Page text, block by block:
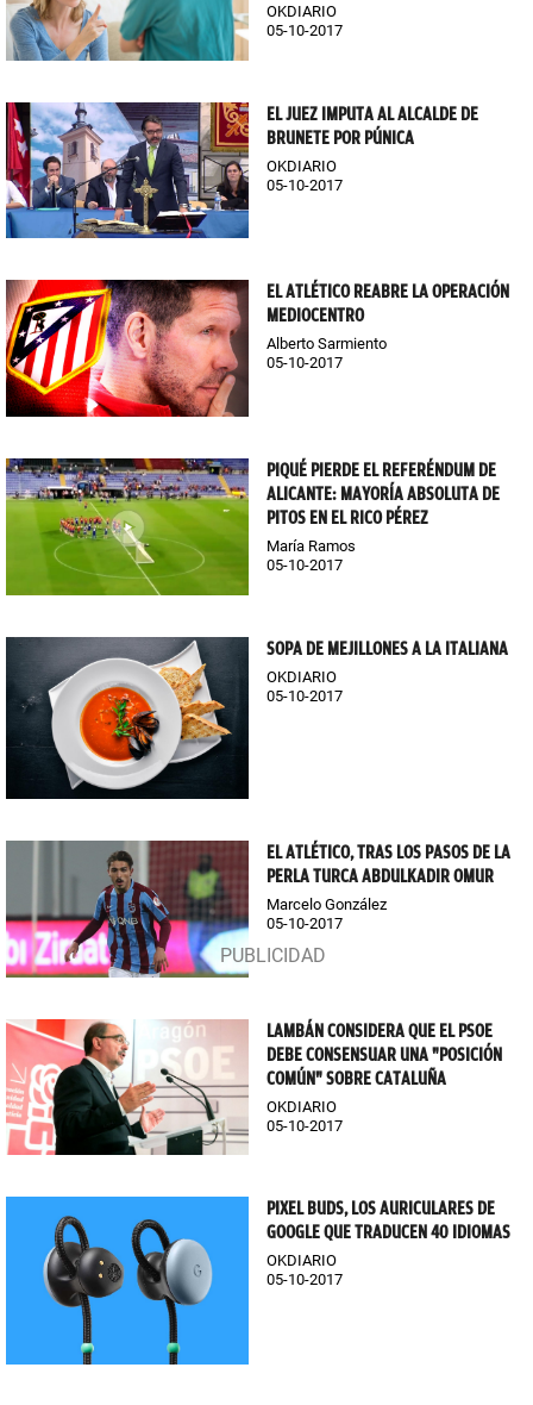
OKDIARIO
05-10-2017
EL JUEZ IMPUTA AL ALCALDE DE
BRUNETE POR PÚNICA
OKDIARIO
05-10-2017
EL ATLÉTICO REABRE LA OPERACIÓN
MEDIOCENTRO
Alberto Sarmiento
05-10-2017
PIQUÉ PIERDE EL REFERÉNDUM DE
ALICANTE: MAYORÍA ABSOLUTA DE
PITOS EN EL RICO PÉREZ
María Ramos
05-10-2017
SOPA DE MEJILLONES A LA ITALIANA
OKDIARIO
05-10-2017
EL ATLÉTICO, TRAS LOS PASOS DE LA
PERLA TURCA ABDULKADIR OMUR
Marcelo González
05-10-2017
LAMBÁN CONSIDERA QUE EL PSOE
DEBE CONSENSUAR UNA "POSICIÓN
COMÚN" SOBRE CATALUÑA
OKDIARIO
05-10-2017
PIXEL BUDS, LOS AURICULARES DE
GOOGLE QUE TRADUCEN 40 IDIOMAS
OKDIARIO
05-10-2017